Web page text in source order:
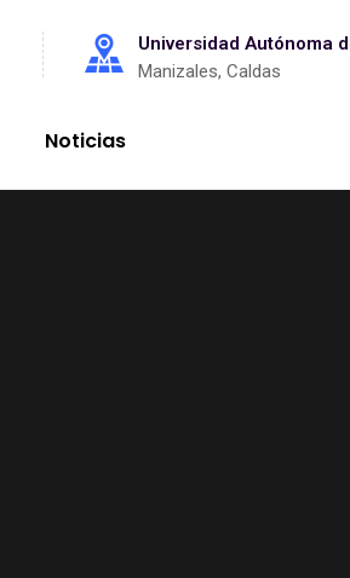
Universidad Autónoma
Manizales, Caldas
Noticias